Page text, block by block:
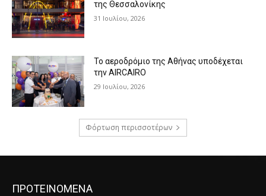
της Θεσσαλονίκης
31 Ιουλίου, 2026
Το αεροδρόμιο της Αθήνας υποδέχεται
την AIRCAIRO
29 Ιουλίου, 2026
Φόρτωση περισσοτέρων
ΠΡΟΤΕΙΝΟΜΕΝΑ